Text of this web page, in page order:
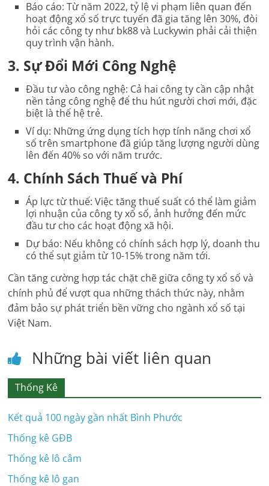
Báo cáo: Từ năm 2022, tỷ lệ vi phạm liên quan đến
hoạt động xổ số trực tuyến đã gia tăng lên 30%, đòi
hỏi các công ty như bk88 và Luckywin phải cải thiện
quy trình vận hành.
3. Sự Đổi Mới Công Nghệ
Đầu tư vào công nghệ: Cả hai công ty cần cập nhật
nền tảng công nghệ để thu hút người chơi mới, đặc
biệt là thế hệ trẻ.
Ví dụ: Những ứng dụng tích hợp tính năng chơi xổ
số trên smartphone đã giúp tăng lượng người dùng
lên đến 40% so với năm trước.
4. Chính Sách Thuế và Phí
Áp lực từ thuế: Việc tăng thuế suất có thể làm giảm
lợi nhuận của công ty xổ số, ảnh hưởng đến mức
đầu tư cho các hoạt động xã hội.
Dự báo: Nếu không có chính sách hợp lý, doanh thu
có thể sụt giảm từ 10-15% trong năm tới.
Cần tăng cường hợp tác chặt chẽ giữa công ty xổ số và
chính phủ để vượt qua những thách thức này, nhằm
đảm bảo sự phát triển bền vững cho ngành xổ số tại
Việt Nam.
Những bài viết liên quan
Thống Kê
Kết quả 100 ngày gần nhất Bình Phước
Thống kê GĐB
Thống kê lô câm
Thống kê lô gan